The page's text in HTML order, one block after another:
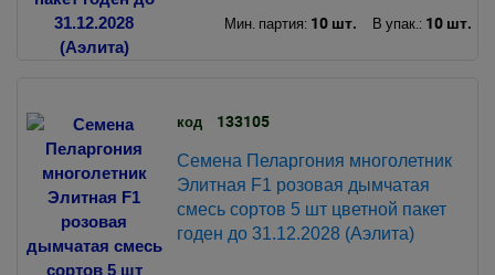
Мин. партия: 10 шт. В упак.: 10 шт.
код 133105
Семена Пеларгония многолетник
Элитная F1 розовая дымчатая
смесь сортов 5 шт цветной пакет
годен до 31.12.2028 (Аэлита)